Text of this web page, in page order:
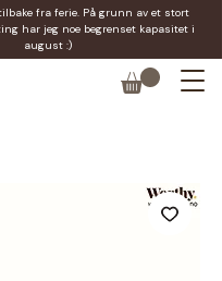
fra ferie. På grunn av et stort
har jeg noe begrenset kapasitet i
august :)